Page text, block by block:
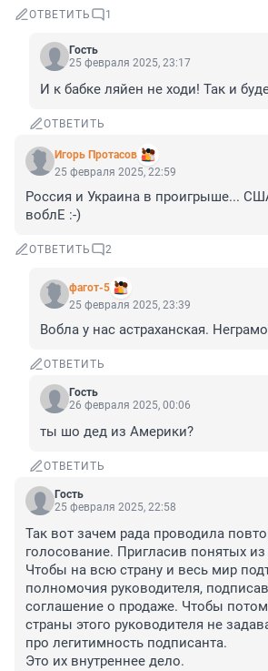
ОТВЕТИТЬ 1
Гость
25 февраля 2025, 23:17
И к бабке ляйен не ходи! Так и
ОТВЕТИТЬ
Игорь Протасов
25 февраля 2025, 22:59
Россия и Украина в проигрыше...
воблЕ :-)
ОТВЕТИТЬ 2
фагот-5
25 февраля 2025, 23:39
Вобла у нас астраханская.
ОТВЕТИТЬ
Гость
26 февраля 2025, 00:06
ты шо дед из Америки?
ОТВЕТИТЬ
Гость
25 февраля 2025, 22:58
Так вот зачем рада проводила
голосование. Пригласив понятых
Чтобы на всю страну и весь мир
полномочия руководителя,
соглашение о продаже. Чтобы
страны этого руководителя не
про легитимность подписанта.
Это их внутреннее дело.